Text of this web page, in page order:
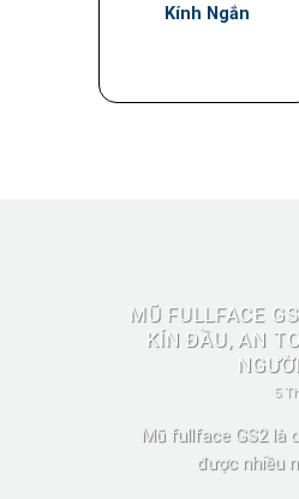
Kính Ngắn
MŨ FULLFACE
KÍN ĐẦU, AN
5
Mũ fullface GS2 là
được nhiều